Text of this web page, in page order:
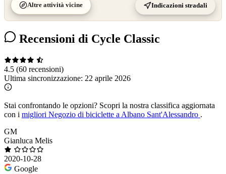
Altre attività vicine Indicazioni stradali
Recensioni di Cycle Classic
4.5 (60 recensioni)
Ultima sincronizzazione: 22 aprile 2026
Stai confrontando le opzioni? Scopri la nostra classifica aggiornata
con i migliori Negozio di biciclette a Albano Sant'Alessandro .
GM
Gianluca Melis
2020-10-28
Google